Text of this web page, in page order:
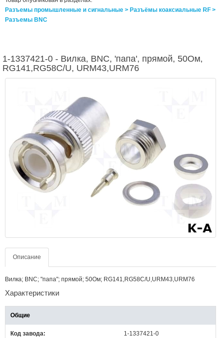
Разъемы промышленные и сигнальные > Разъёмы коаксиальные RF >
Разъeмы BNC
1-1337421-0 - Вилка, BNC, 'папа', прямой, 50Ом,
RG141,RG58C/U, URM43,URM76
Описание
Вилка; BNC; "папа"; прямой; 50Ом; RG141,RG58C/U,URM43,URM76
Характеристики
Общие
Код завода 1-1337421-0